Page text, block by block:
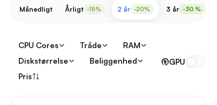
Månedligt Årligt -15% 2 år -20% 3 år -30 %
CPU Cores Tråde
RAM
Diskstørrelse
Beliggenhed
Pris
GPU